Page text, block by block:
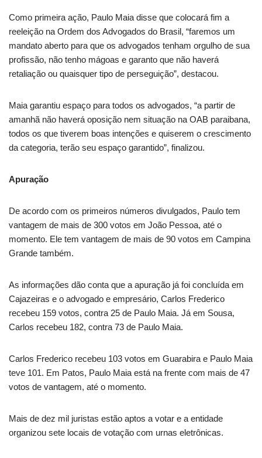
Como primeira ação, Paulo Maia disse que colocará fim a
reeleição na Ordem dos Advogados do Brasil, “faremos um
mandato aberto para que os advogados tenham orgulho de sua
profissão, não tenho mágoas e garanto que não haverá
retaliação ou quaisquer tipo de perseguição”, destacou.
Maia garantiu espaço para todos os advogados, “a partir de
amanhã não haverá oposição nem situação na OAB paraibana,
todos os que tiverem boas intenções e quiserem o crescimento
da categoria, terão seu espaço garantido”, finalizou.
Apuração
De acordo com os primeiros números divulgados, Paulo tem
vantagem de mais de 300 votos em João Pessoa, até o
momento. Ele tem vantagem de mais de 90 votos em Campina
Grande também.
As informações dão conta que a apuração já foi concluída em
Cajazeiras e o advogado e empresário, Carlos Frederico
recebeu 159 votos, contra 25 de Paulo Maia. Já em Sousa,
Carlos recebeu 182, contra 73 de Paulo Maia.
Carlos Frederico recebeu 103 votos em Guarabira e Paulo Maia
teve 101. Em Patos, Paulo Maia está na frente com mais de 47
votos de vantagem, até o momento.
Mais de dez mil juristas estão aptos a votar e a entidade
organizou sete locais de votação com urnas eletrônicas.